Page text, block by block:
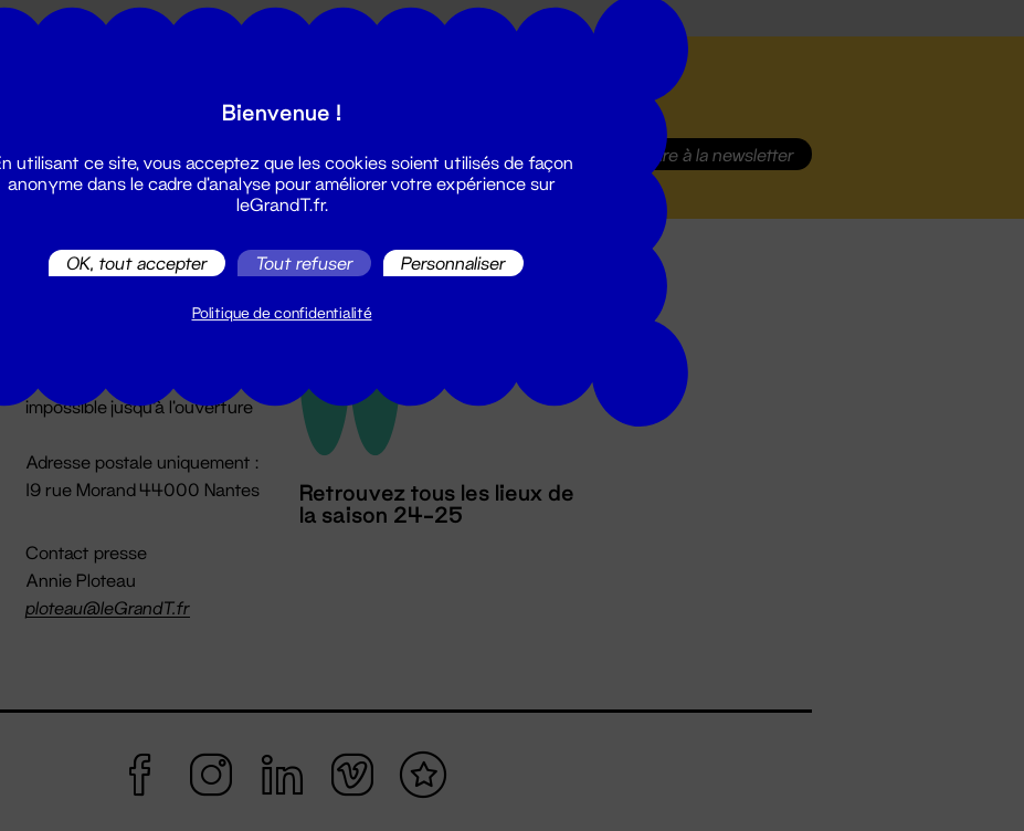
les actualités du Grand T :
S'inscrire à la newsletter
Billetterie
billetterie@leGrandT.fr
impossible jusqu'à l'ouverture
Adresse postale uniquement :
19 rue Morand 44000 Nantes
Contact presse
Annie Ploteau
ploteau@leGrandT.fr
Retrouvez tous les lieux de
la saison 24-25
Bienvenue !
utilisant ce site, vous acceptez que les cookies soient utilisés de façon
anonyme dans le cadre d'analyse pour améliorer votre expérience sur
leGrandT.fr.
OK, tout accepter Tout refuser Personnaliser
Politique de confidentialité